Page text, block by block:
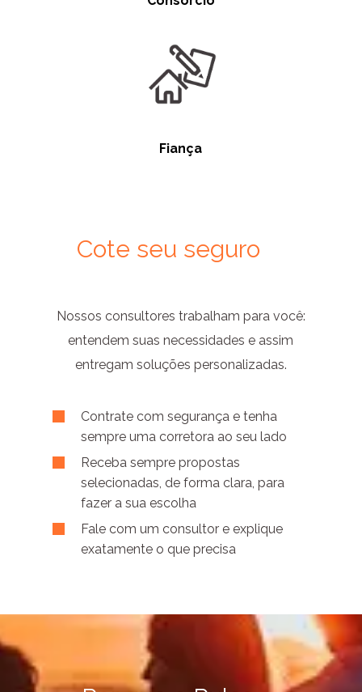
Fiança
Cote seu seguro
Nossos consultores trabalham para você:
entendem suas necessidades e assim
entregam soluções personalizadas.
Contrate com segurança e tenha
sempre uma corretora ao seu lado
Receba sempre propostas
selecionadas, de forma clara, para
fazer a sua escolha
Fale com um consultor e explique
exatamente o que precisa